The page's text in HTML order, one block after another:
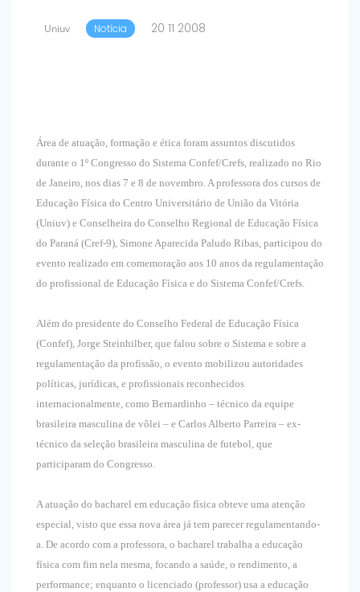
Uniuv Notícia 20 11 2008
Área de atuação, formação e ética foram assuntos discutidos
durante o 1º Congresso do Sistema Confef/Crefs, realizado no Rio
de Janeiro, nos dias 7 e 8 de novembro. A professora dos cursos de
Educação Física do Centro Universitário de União da Vitória
(Uniuv) e Conselheira do Conselho Regional de Educação Física
do Paraná (Cref-9), Simone Aparecida Paludo Ribas, participou do
evento realizado em comemoração aos 10 anos da regulamentação
do profissional de Educação Física e do Sistema Confef/Crefs.
Além do presidente do Conselho Federal de Educação Física
(Confef), Jorge Steinhilber, que falou sobre o Sistema e sobre a
regulamentação da profissão, o evento mobilizou autoridades
políticas, jurídicas, e profissionais reconhecidos
internacionalmente, como Bernardinho – técnico da equipe
brasileira masculina de vôlei – e Carlos Alberto Parreira – ex-
técnico da seleção brasileira masculina de futebol, que
participaram do Congresso.
A atuação do bacharel em educação física obteve uma atenção
especial, visto que essa nova área já tem parecer regulamentando-
a. De acordo com a professora, o bacharel trabalha a educação
física com fim nela mesma, focando a saúde, o rendimento, a
performance; enquanto o licenciado (professor) usa a educação